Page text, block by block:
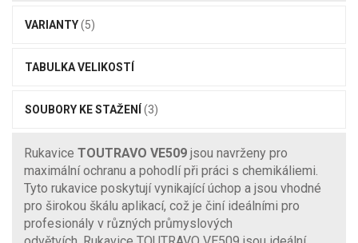
VARIANTY(5)
TABULKA VELIKOSTÍ
SOUBORY KE STAŽENÍ (3)
Rukavice TOUTRAVO VE509 jsou navrženy pro
maximální ochranu a pohodlí při práci s chemikáliemi.
Tyto rukavice poskytují vynikající úchop a jsou vhodné
pro širokou škálu aplikací, což je činí ideálními pro
profesionály v různých průmyslových